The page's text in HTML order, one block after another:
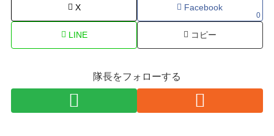
X Facebook
0
LINE コピー
隊長をフォローする